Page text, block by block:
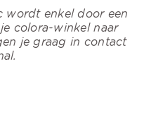
wordt enkel door een
colora-winkel naar
je graag in contact